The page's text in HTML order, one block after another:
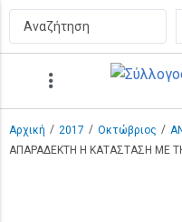
Αρχική / 2017 / Οκτώβριος /
ΑΠΑΡΑΔΕΚΤΗ Η ΚΑΤΑΣΤΑΣΗ ΜΕ